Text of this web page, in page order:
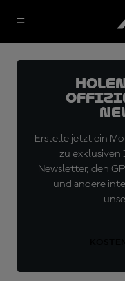
Erstelle jetzt ein
zu exklusiven
Newsletter, den
und andere